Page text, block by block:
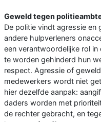
Geweld tegen
De politie vindt agressie
andere hulpverleners
een verantwoordelijke rol
te worden gehinderd hun
respect. Agressie of
medewerkers wordt niet
hier dezelfde aanpak:
daders worden met
de rechter gebracht, en